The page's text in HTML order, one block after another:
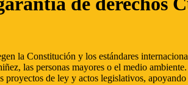
la Constitución y los estándares
las personas mayores o el medio
de ley y actos legislativos,